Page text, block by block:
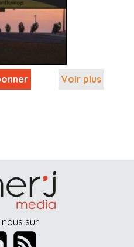
Voir plus
nous sur